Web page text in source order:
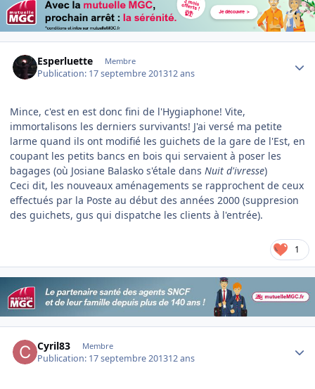
Esperluette Membre
Publication: 17 septembre 201312 ans
Mince, c'est en est donc fini de l'Hygiaphone! Vite,
immortalisons les derniers survivants! J'ai versé ma petite
larme quand ils ont modifié les guichets de la gare de l'Est, en
coupant les petits bancs en bois qui servaient à poser les
bagages (où Josiane Balasko s'étale dans Nuit d'ivresse)
Ceci dit, les nouveaux aménagements se rapprochent de ceux
effectués par la Poste au début des années 2000 (suppresion
des guichets, gus qui dispatche les clients à l'entrée).
1
Cyril83 Membre
Publication: 17 septembre 201312 ans